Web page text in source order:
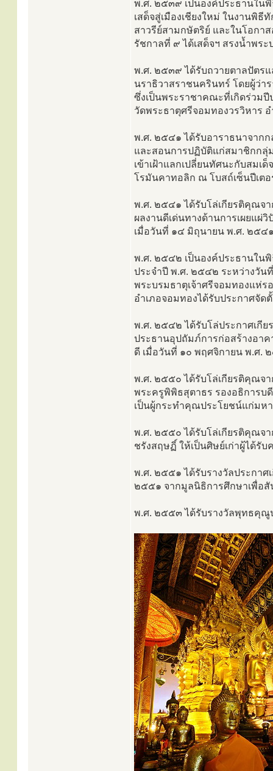
พ.ศ. ๒๕๓๙ เป็นองค์ประธานใน
เสด็จสู่เมืองเชียงใหม่ ในงานพิ
สาวรีย์สามกษัตริย์ และในโอกา
รัชกาลที่ ๙ ได้เสด็จฯ สรงน้ำพร
พ.ศ. ๒๕๓๙ ได้รับถวายตาลปัตร
นราธิวาสราชนครินทร์ โดยผู้ว่า
ซึ่งเป็นพระราชาคณะที่เกิดร่วม
วัดพระธาตุศรีจอมทองวรวิหาร
พ.ศ. ๒๕๔๑ ได้รับอาราธนาจากก
และสอนการปฏิบัติแก่สมาชิกกลุ่
เข้าเฝ้าแลกเปลี่ยนทัศนะกับสม
โรมันคาทอลิก ณ โบสถ์เซ็นปีเต
พ.ศ. ๒๕๔๑ ได้รับโล่เกียรติคุณจ
ผลงานดีเด่นทางด้านการเผยแ
เมื่อวันที่ ๑๔ มิถุนายน พ.ศ. ๒๕๔
พ.ศ. ๒๕๔๒ เป็นองค์ประธานใน
ประจำปี พ.ศ. ๒๕๔๒ ระหว่างวั
พระบรมธาตุเจ้าศรีจอมทองแห่
อำเภอจอมทองได้รับประกาศจัด
พ.ศ. ๒๕๔๒ ได้รับโล่ประกาศเกีย
ประธานอุปถัมภ์การก่อสร้างอาค
ดี เมื่อวันที่ ๑๐ พฤศจิกายน พ.ศ.
พ.ศ. ๒๕๕๐ ได้รับโล่เกียรติคุณจ
พระครูพิพิธสุตาธร รองอธิการบ
เป็นผู้กระทำคุณประโยชน์แก่มห
พ.ศ. ๒๕๕๐ ได้รับโล่เกียรติคุณจ
ชรังสฤษฏิ์ ให้เป็นศิษย์เก่าผู้ได้รับ
พ.ศ. ๒๕๕๑ ได้รับรางวัลประกาศ
๒๕๕๑ จากมูลนิธิการศึกษาเพื่อ
พ.ศ. ๒๕๕๓ ได้รับรางวัลพุทธคุณู